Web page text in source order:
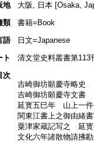
地
大阪, 日本 [Osaka,
類
書籍=Book
語
日文=Japanese
ト
清文堂史料叢書第113
次
吉崎御坊願慶寺略史
吉崎御坊願慶寺文書
延寳五巳年 山上一件
関東江書上之御由緒
粟津家蔵記写之 延寳
文化六年諸散物請拂